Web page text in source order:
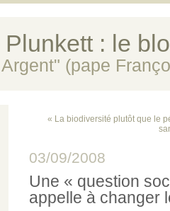
: le
(pape
« La biodiversité plutôt que le
03/09/2008
Une « question
appelle à changer